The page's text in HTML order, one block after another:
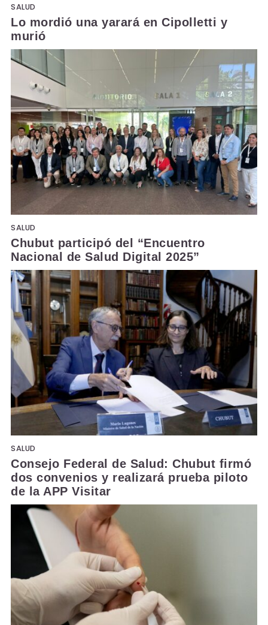
SALUD
Lo mordió una yarará en Cipolletti y
murió
SALUD
Chubut participó del “Encuentro
Nacional de Salud Digital 2025”
SALUD
Consejo Federal de Salud: Chubut firmó
dos convenios y realizará prueba piloto
de la APP Visitar